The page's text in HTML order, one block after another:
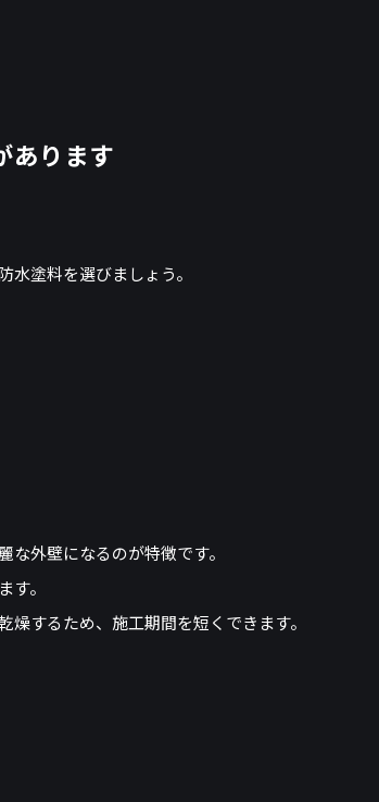
あります
水塗料を選びましょう。
外壁になるのが特徴です。
す。
するため、施工期間を短くできます。